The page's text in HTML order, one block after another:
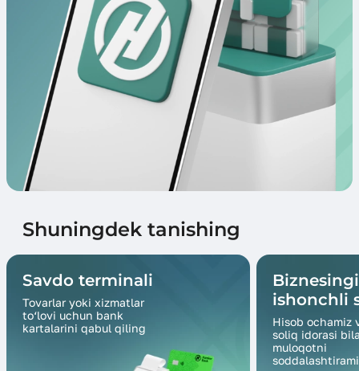
Shuningdek tanishing
Savdo terminali
Tovarlar yoki xizmatlar
to‘lovi uchun bank
kartalarini qabul qiling
ishonchli
Hisob ochamiz
soliq idorasi
muloqotni